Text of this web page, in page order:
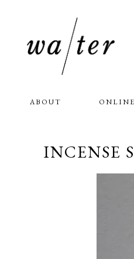
ABOUT
INCENSE